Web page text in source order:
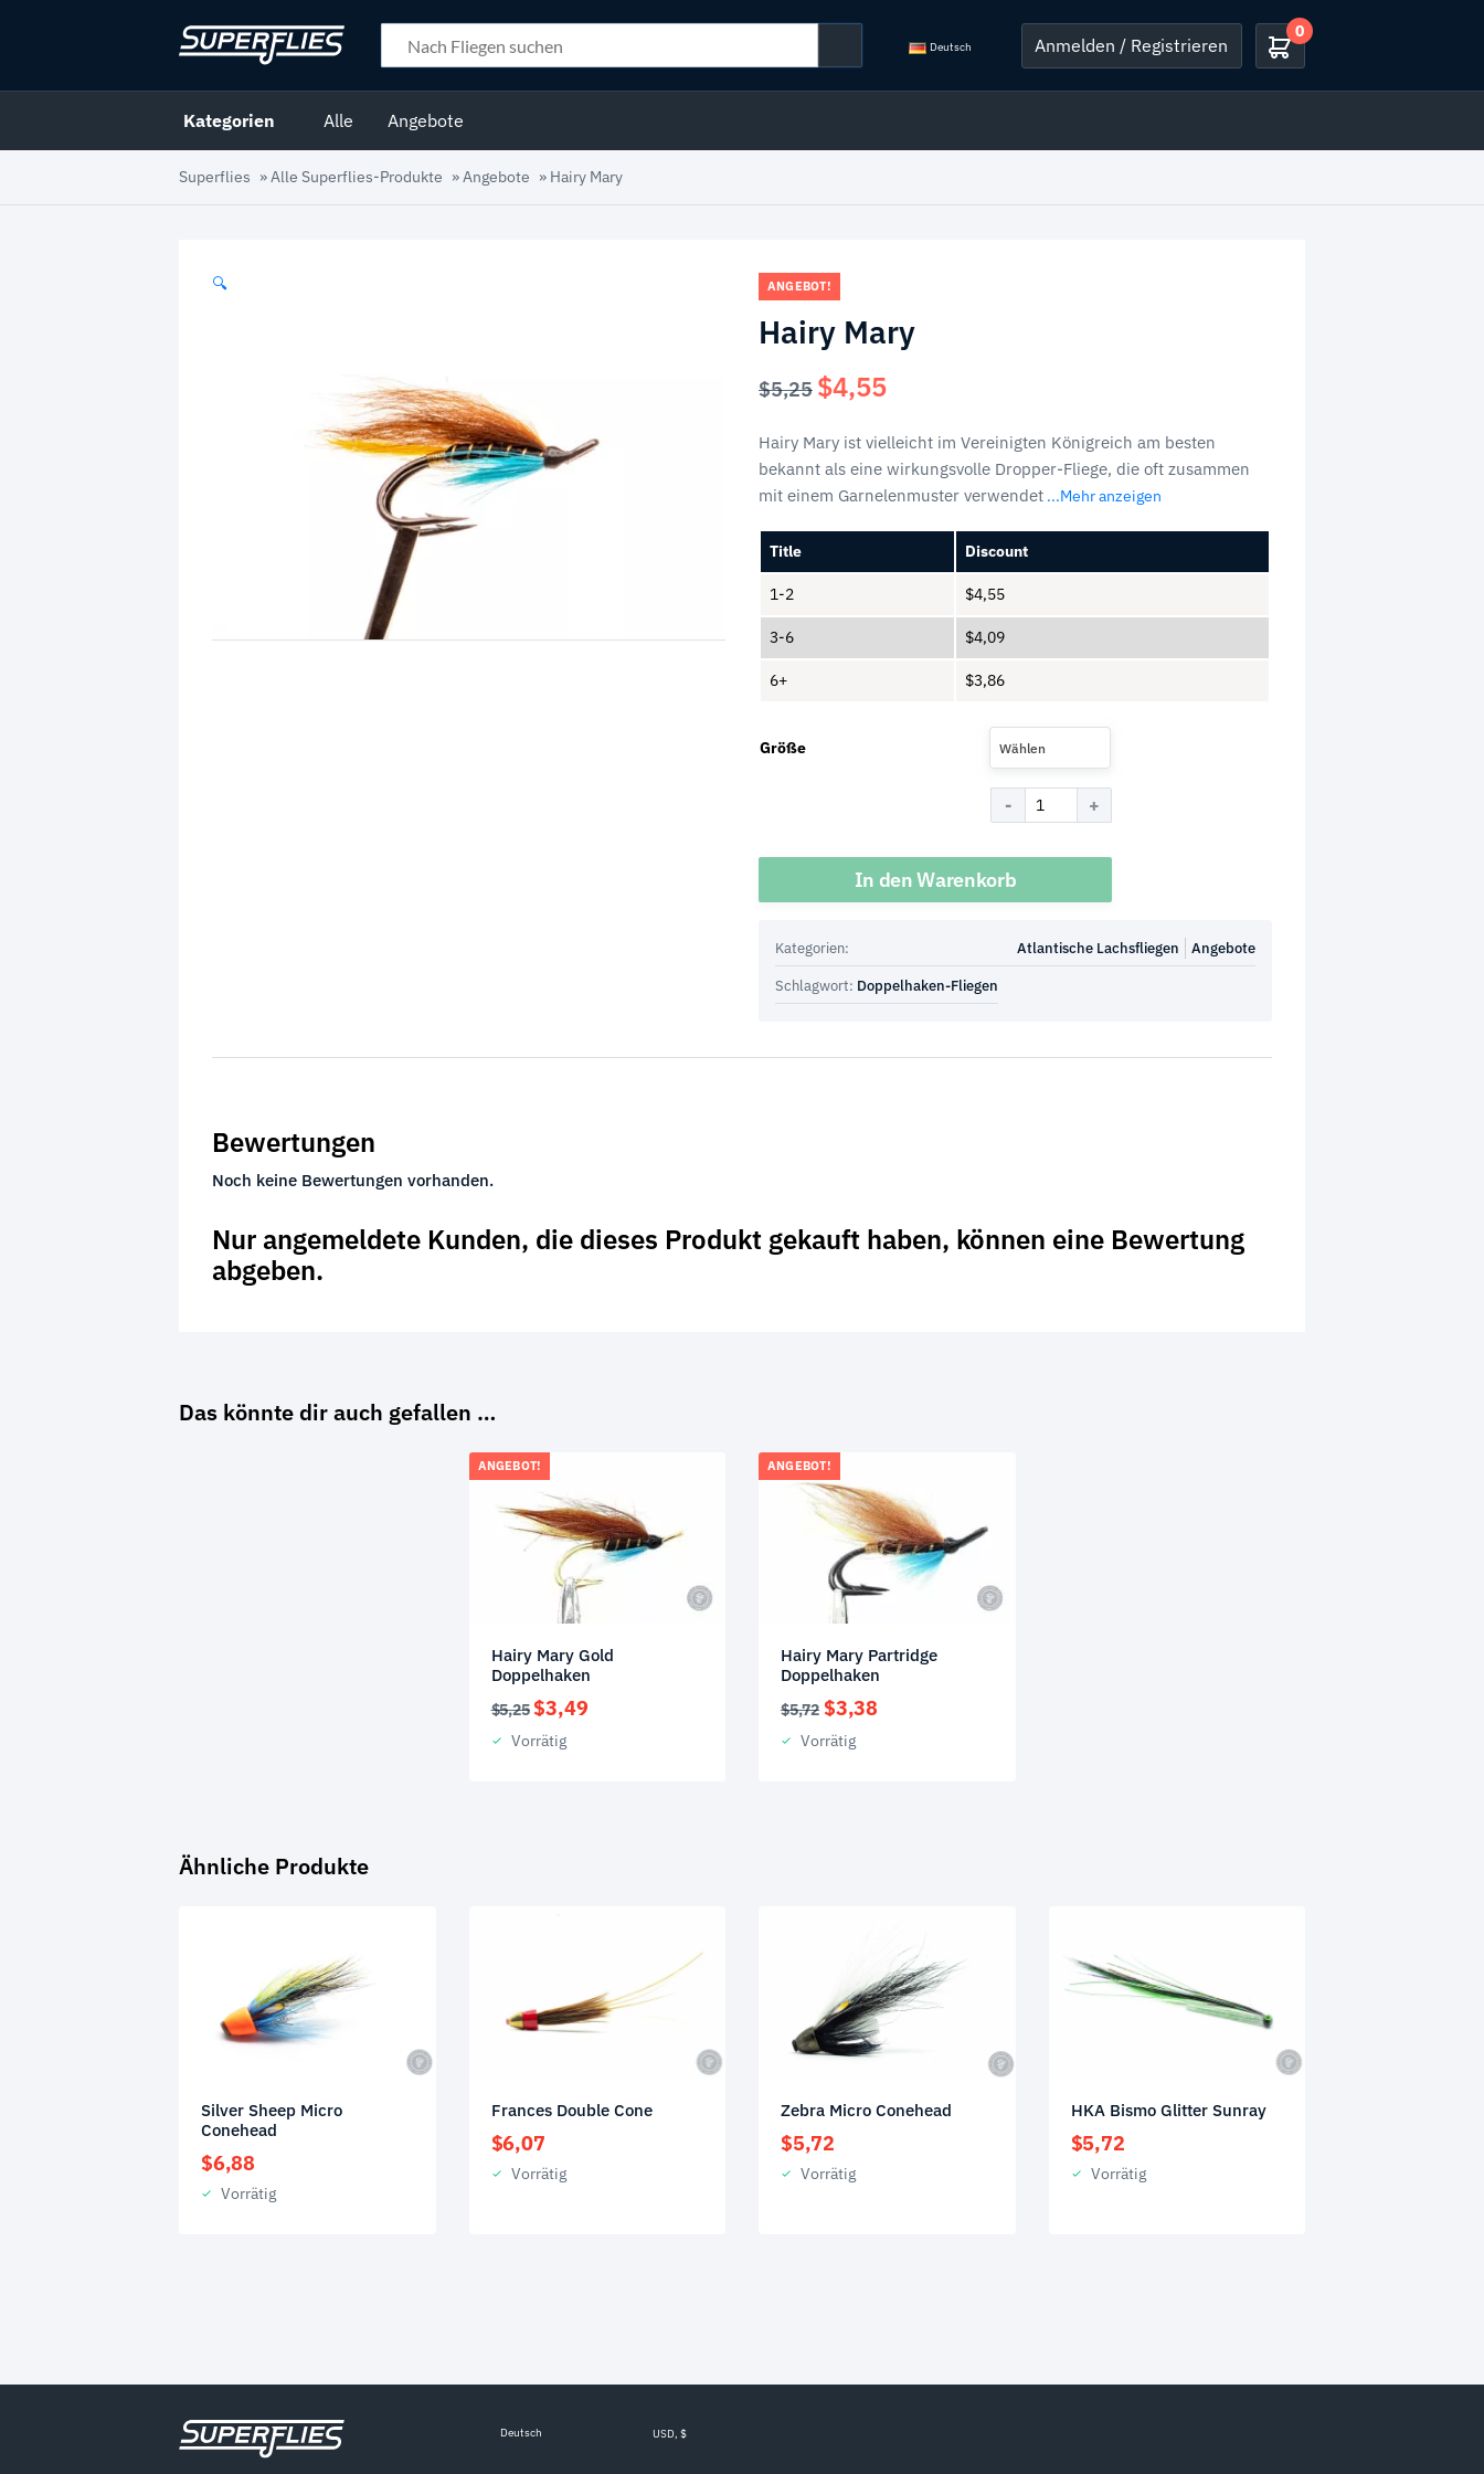
Deutsch Anmelden / Registrieren
0
Kategorien Alle Angebote
Superflies »Alle Superflies-Produkte »Angebote » Hairy Mary
🔍 ANGEBOT!
Hairy Mary
$5,25 Ursprünglicher
Preis
war:
$5,25
$4,55Aktueller
ist:
$4,55.
Hairy Mary ist vielleicht im Vereinigten Königreich am besten
bekannt als eine wirkungsvolle Dropper-Fliege, die oft zusammen
mit einem Garnelenmuster verwendet ...Mehr anzeigen
Title Discount
1-2 $4,55
3-6 $4,09
6+ $3,86
Größe Wählen
In den Warenkorb
Kategorien: Angebote
Atlantische Lachsfliegen
Schlagwort: Doppelhaken-Fliegen
Bewertungen
Noch keine Bewertungen vorhanden.
Nur angemeldete Kunden, die dieses Produkt gekauft haben, können eine Bewertung
abgeben.
Das könnte dir auch gefallen …
ANGEBOT!
Hairy Mary Gold
Doppelhaken
$5,25 Ursprünglicher
Preis
war:
$3,49Aktueller
Vorrätig
ANGEBOT!
Hairy Mary Partridge
Doppelhaken
$5,72 Ursprünglicher
Preis
war:
$3,38
Vorrätig
Ähnliche Produkte
Silver Sheep Micro
Conehead
$6,88
Vorrätig
Frances Double Cone
$6,07
Vorrätig
Zebra Micro Conehead
$5,72
Vorrätig
HKA Bismo Glitter Sunray
$5,72
Vorrätig
Deutsch USD, $